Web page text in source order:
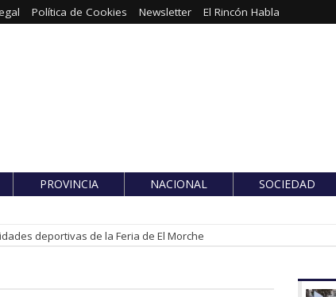
Política de Cookies Newsletter El Rincón Habla
PROVINCIA NACIONAL SOCIEDAD
deportivas de la Feria de El Morche